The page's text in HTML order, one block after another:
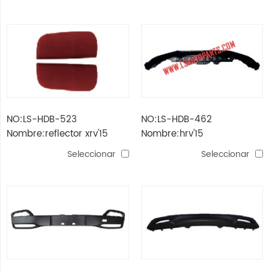
NO:LS-HDB-523
Nombre:reflector xrv'15
Seleccionar
NO:LS-HDB-462
Nombre:hrv'15
parachoques spoiler
Seleccionar